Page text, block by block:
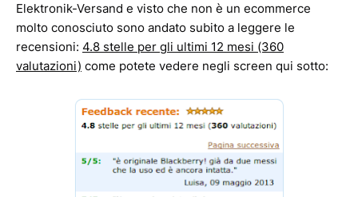
Elektronik-Versand e visto che non è un ecommerce
molto conosciuto sono andato subito a leggere le
recensioni: 4.8 stelle per gli ultimi 12 mesi (360
valutazioni) come potete vedere negli screen qui sotto: